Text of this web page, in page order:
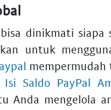
dinikmati siapa
untuk
Isi Saldo PayPal
Anda mengelola